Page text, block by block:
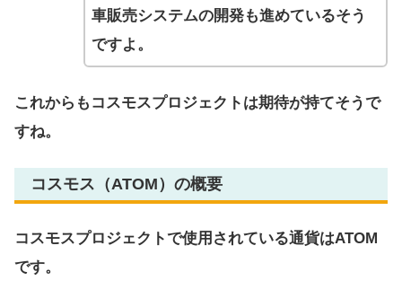
車販売システムの開発も進めているそう
ですよ。
これからもコスモスプロジェクトは期待が持てそうで
すね。
コスモス（ATOM）の概要
コスモスプロジェクトで使用されている通貨はATOM
です。